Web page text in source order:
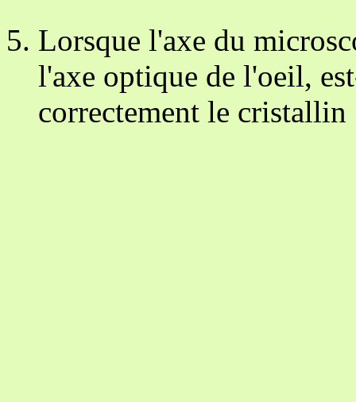
Lorsque l'axe du
l'axe optique de l'oeil,
correctement le cristallin